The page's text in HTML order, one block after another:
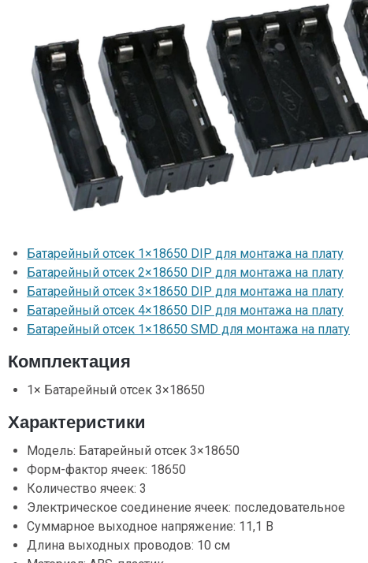
Батарейный отсек 1×18650 DIP для монтажа на плату
Батарейный отсек 2×18650 DIP для монтажа на плату
Батарейный отсек 3×18650 DIP для монтажа на плату
Батарейный отсек 4×18650 DIP для монтажа на плату
Батарейный отсек 1×18650 SMD для монтажа на плату
Комплектация
1× Батарейный отсек 3×18650
Характеристики
Модель: Батарейный отсек 3×18650
Форм-фактор ячеек: 18650
Количество ячеек: 3
Электрическое соединение ячеек: последовательное
Суммарное выходное напряжение: 11,1 В
Длина выходных проводов: 10 см